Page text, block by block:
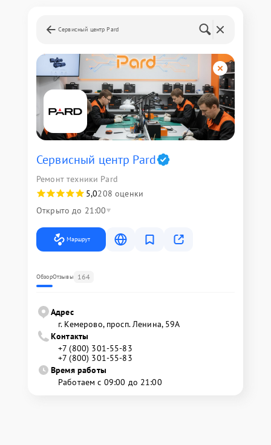
Сервисный центр Pard
Сервисный центр Pard
Ремонт техники Pard
5,0208 оценки
Открыто до 21:00
Маршрут
ОбзорОтзывы 164
Адрес
г. Кемерово, просп. Ленина, 59А
Контакты
+7 (800) 301-55-83
+7 (800) 301-55-83
Время работы
Работаем с 09:00 до 21:00